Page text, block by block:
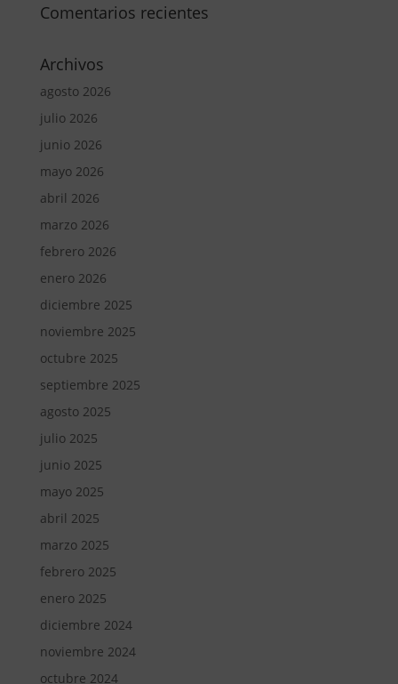
Comentarios recientes
Archivos
agosto 2026
julio 2026
junio 2026
mayo 2026
abril 2026
marzo 2026
febrero 2026
enero 2026
diciembre 2025
noviembre 2025
octubre 2025
septiembre 2025
agosto 2025
julio 2025
junio 2025
mayo 2025
abril 2025
marzo 2025
febrero 2025
enero 2025
diciembre 2024
noviembre 2024
octubre 2024